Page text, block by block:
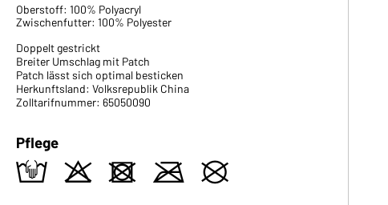
Oberstoff: 100% Polyacryl
Zwischenfutter: 100% Polyester
Doppelt gestrickt
Breiter Umschlag mit Patch
Patch lässt sich optimal besticken
Herkunftsland: Volksrepublik China
Zolltarifnummer: 65050090
Pflege
t o d m U